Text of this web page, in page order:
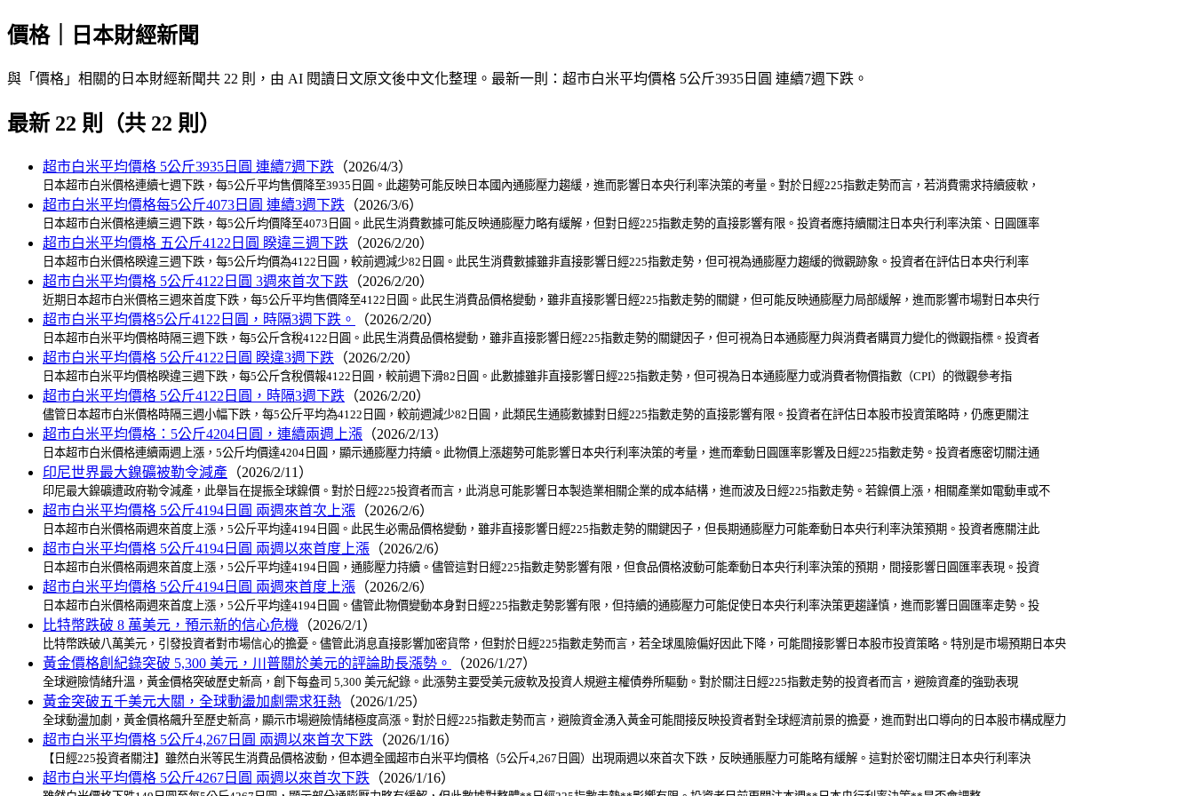
價格｜日本財經新聞
與「價格」相關的日本財經新聞共 22 則，由 AI 閱讀日文原文後中文化整理。最新一則：超市白米平均價格 5公斤3935日圓 連續7週下跌。
最新 22 則（共 22 則）
超市白米平均價格 5公斤3935日圓 連續7週下跌 （2026/4/3）
日本超市白米價格連續七週下跌，每5公斤平均售價降至3935日圓。此趨勢可能反映日本國內通膨壓力趨緩，進而影響日本央行利率決策的考量。對於日經225指數走勢而言，若消費需求持續疲軟，
超市白米平均價格每5公斤4073日圓 連續3週下跌 （2026/3/6）
日本超市白米價格連續三週下跌，每5公斤均價降至4073日圓。此民生消費數據可能反映通膨壓力略有緩解，但對日經225指數走勢的直接影響有限。投資者應持續關注日本央行利率決策、日圓匯率
超市白米平均價格 五公斤4122日圓 睽違三週下跌 （2026/2/20）
日本超市白米價格睽違三週下跌，每5公斤均價為4122日圓，較前週減少82日圓。此民生消費數據雖非直接影響日經225指數走勢，但可視為通膨壓力趨緩的微觀跡象。投資者在評估日本央行利率
超市白米平均價格 5公斤4122日圓 3週來首次下跌 （2026/2/20）
近期日本超市白米價格三週來首度下跌，每5公斤平均售價降至4122日圓。此民生消費品價格變動，雖非直接影響日經225指數走勢的關鍵，但可能反映通膨壓力局部緩解，進而影響市場對日本央行
超市白米平均價格5公斤4122日圓，時隔3週下跌。 （2026/2/20）
日本超市白米平均價格時隔三週下跌，每5公斤含稅4122日圓。此民生消費品價格變動，雖非直接影響日經225指數走勢的關鍵因子，但可視為日本通膨壓力與消費者購買力變化的微觀指標。投資者
超市白米平均價格 5公斤4122日圓 睽違3週下跌 （2026/2/20）
日本超市白米平均價格睽違三週下跌，每5公斤含稅價報4122日圓，較前週下滑82日圓。此數據雖非直接影響日經225指數走勢，但可視為日本通膨壓力或消費者物價指數（CPI）的微觀參考指
超市白米平均價格 5公斤4122日圓，時隔3週下跌 （2026/2/20）
儘管日本超市白米價格時隔三週小幅下跌，每5公斤平均為4122日圓，較前週減少82日圓，此類民生通膨數據對日經225指數走勢的直接影響有限。投資者在評估日本股市投資策略時，仍應更關注
超市白米平均價格：5公斤4204日圓，連續兩週上漲 （2026/2/13）
日本超市白米價格連續兩週上漲，5公斤均價達4204日圓，顯示通膨壓力持續。此物價上漲趨勢可能影響日本央行利率決策的考量，進而牽動日圓匯率影響及日經225指數走勢。投資者應密切關注通
印尼世界最大鎳礦被勒令減產 （2026/2/11）
印尼最大鎳礦遭政府勒令減產，此舉旨在提振全球鎳價。對於日經225投資者而言，此消息可能影響日本製造業相關企業的成本結構，進而波及日經225指數走勢。若鎳價上漲，相關產業如電動車或不
超市白米平均價格 5公斤4194日圓 兩週來首次上漲 （2026/2/6）
日本超市白米價格兩週來首度上漲，5公斤平均達4194日圓。此民生必需品價格變動，雖非直接影響日經225指數走勢的關鍵因子，但長期通膨壓力可能牽動日本央行利率決策預期。投資者應關注此
超市白米平均價格 5公斤4194日圓 兩週以來首度上漲 （2026/2/6）
日本超市白米價格兩週來首度上漲，5公斤平均達4194日圓，通膨壓力持續。儘管這對日經225指數走勢影響有限，但食品價格波動可能牽動日本央行利率決策的預期，間接影響日圓匯率表現。投資
超市白米平均價格 5公斤4194日圓 兩週來首度上漲 （2026/2/6）
日本超市白米價格兩週來首度上漲，5公斤平均達4194日圓。儘管此物價變動本身對日經225指數走勢影響有限，但持續的通膨壓力可能促使日本央行利率決策更趨謹慎，進而影響日圓匯率走勢。投
比特幣跌破 8 萬美元，預示新的信心危機 （2026/2/1）
比特幣跌破八萬美元，引發投資者對市場信心的擔憂。儘管此消息直接影響加密貨幣，但對於日經225指數走勢而言，若全球風險偏好因此下降，可能間接影響日本股市投資策略。特別是市場預期日本央
黃金價格創紀錄突破 5,300 美元，川普關於美元的評論助長漲勢。 （2026/1/27）
全球避險情緒升溫，黃金價格突破歷史新高，創下每盎司 5,300 美元紀錄。此漲勢主要受美元疲軟及投資人規避主權債券所驅動。對於關注日經225指數走勢的投資者而言，避險資產的強勁表現
黃金突破五千美元大關，全球動盪加劇需求狂熱 （2026/1/25）
全球動盪加劇，黃金價格飆升至歷史新高，顯示市場避險情緒極度高漲。對於日經225指數走勢而言，避險資金湧入黃金可能間接反映投資者對全球經濟前景的擔憂，進而對出口導向的日本股市構成壓力
超市白米平均價格 5公斤4,267日圓 兩週以來首次下跌 （2026/1/16）
【日經225投資者關注】雖然白米等民生消費品價格波動，但本週全國超市白米平均價格（5公斤4,267日圓）出現兩週以來首次下跌，反映通脹壓力可能略有緩解。這對於密切關注日本央行利率決
超市白米平均價格 5公斤4267日圓 兩週以來首次下跌 （2026/1/16）